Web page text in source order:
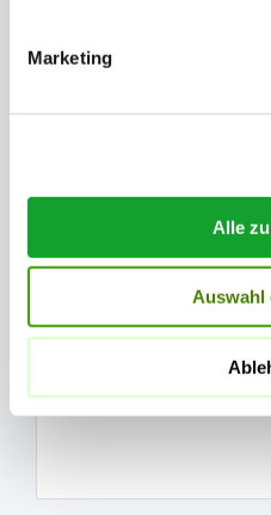
Marketing
Alle
Auswahl
Chronologischer
Historischer
Gelöschte Eintragungen
historische Verlauf der